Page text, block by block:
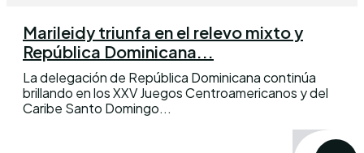
Marileidy triunfa en el relevo mixto y
República Dominicana...
La delegación de República Dominicana continúa
brillando en los XXV Juegos Centroamericanos y del
Caribe Santo Domingo...